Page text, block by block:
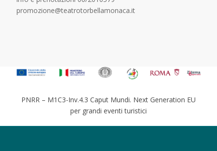
promozione@teatrotorbellamonaca.it
PNRR – M1C3-Inv.4.3 Caput Mundi. Next Generation EU
per grandi eventi turistici